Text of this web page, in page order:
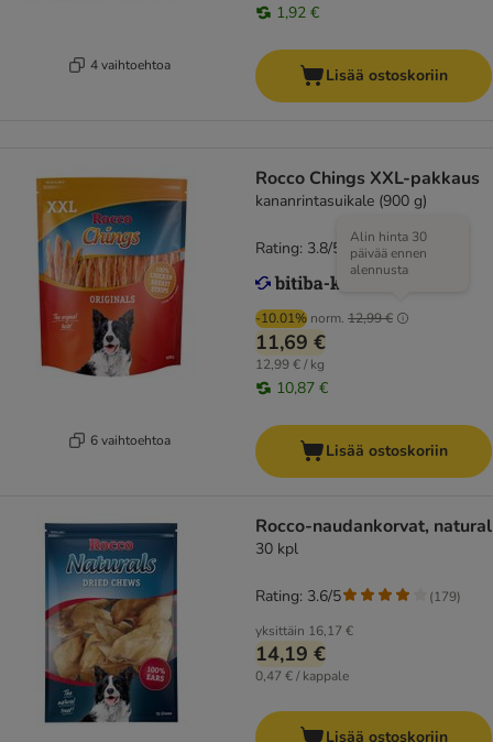
4 vaihtoehtoa
1,92 €
Lisää ostoskoriin
6 vaihtoehtoa
Rocco Chings XXL-pakkaus
kananrintasuikale (900 g)
-10.01% norm. 12,99 €
Alin hinta 30
päivää ennen
alennusta
11,69 €
12,99 € / kg
10,87 €
Rating: 3.8/5
Lisää ostoskoriin
Rocco-naudankorvat, natural
30 kpl
yksittäin 16,17 €
14,19 €
0,47 € / kappale
Rating: 3.6/5 (179)
Lisää ostoskoriin